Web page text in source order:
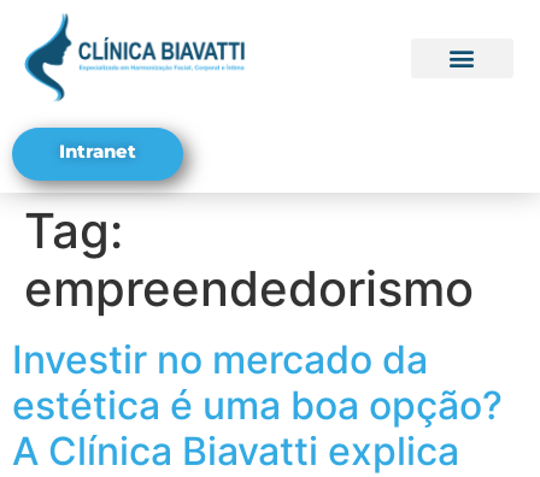
Intranet
Tag:
empreendedorismo
Investir no mercado da
estética é uma boa opção?
A Clínica Biavatti explica